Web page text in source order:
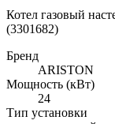
Котел газовый
(3301682)
Бренд
ARISTON
Мощность (кВт)
24
Тип установки